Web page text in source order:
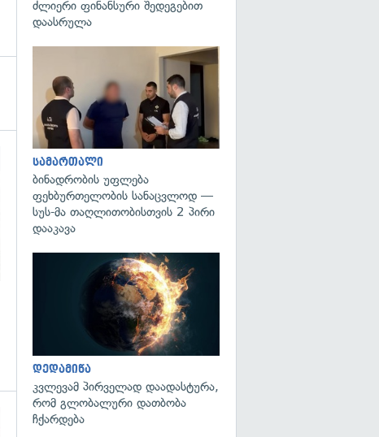
გადახედვა
გადახედვა
ძლიერი ფინანსური შედეგებით
დაასრულა
სამართალი
ბინადრობის უფლება
ფეხბურთელობის სანაცვლოდ —
სუს-მა თაღლითობისთვის 2 პირი
დააკავა
დედამიწა
კვლევამ პირველად დაადასტურა,
რომ გლობალური დათბობა
ჩქარდება